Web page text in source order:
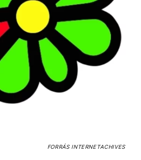
FORRÁSINTERNETACHIVES